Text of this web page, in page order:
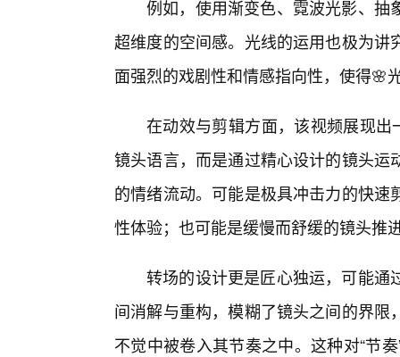
例如，使用渐变色、霓波光影、抽
超维度的空间感。光线的运用也极为
面强烈的戏剧性和情感指向性，使得🌸
在动效与剪辑方面，该视频展现出
镜头语言，而是通过精心设计的镜头
的情绪流动。可能是极具冲击力的快
性体验；也可能是缓慢而舒缓的镜头推
转场的设计更是匠心独运，可能通
间消解与重构，模糊了镜头之间的界
不觉中被卷入其节奏之中。这种对“节